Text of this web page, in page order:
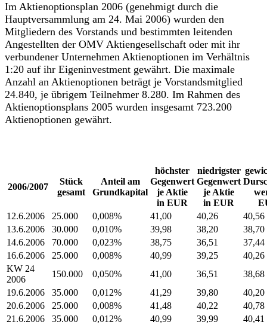
Im Aktienoptionsplan 2006 (genehmigt durch die
Hauptversammlung am 24. Mai 2006) wurden den
Mitgliedern des Vorstands und bestimmten leitenden
Angestellten der OMV Aktiengesellschaft oder mit ihr
verbundener Unternehmen Aktienoptionen im Verhältnis
1:20 auf ihr Eigeninvestment gewährt. Die maximale
Anzahl an Aktienoptionen beträgt je Vorstandsmitglied
24.840, je übrigem Teilnehmer 8.280. Im Rahmen des
Aktienoptionsplans 2005 wurden insgesamt 723.200
Aktienoptionen gewährt.
2006/2007
Stück
gesamt
Anteil am
Grundkapital
höchster
Gegenwert
je Aktie
in EUR
niedrigster
Gegenwert
je Aktie
in EUR
12.6.2006
25.000 0,008% 41,00 40,26
40,56
13.6.2006
30.000 0,010% 39,98 38,20
38,70
14.6.2006
70.000 0,023% 38,75 36,51
37,44
16.6.2006
25.000 0,008% 40,99 39,25
40,26
KW 24
2006
150.000 0,050% 41,00 36,51
38,68
19.6.2006
35.000 0,012% 41,29 39,80
40,20
20.6.2006
25.000 0,008% 41,48 40,22
40,78
21.6.2006
35.000 0,012% 40,99 39,99
40,41